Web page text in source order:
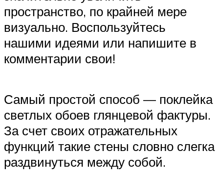
пространство, по крайней мере
визуально. Воспользуйтесь
нашими идеями или напишите в
комментарии свои!
Самый простой способ — поклейка
светлых обоев глянцевой фактуры.
За счет своих отражательных
функций такие стены словно слегка
раздвинуться между собой.